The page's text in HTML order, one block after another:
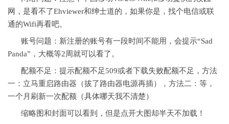
网，是看不了Ehviewer和绅士道的，如果你是，找个电信或联
通的Wifi再看吧。
账号问题：新注册的账号有一段时间不能用，会提示“Sad
Panda”，大概等2周就可以看了。
配额不足：提示配额不足509或者下载失败配额不足，方法
一：立马重启路由器（拔了路由器电源再插），方法二：等，
一个月刷新一次配额（具体哪天我不清楚）
缩略图和封面可以看到，但是点开大图却半天不加载！